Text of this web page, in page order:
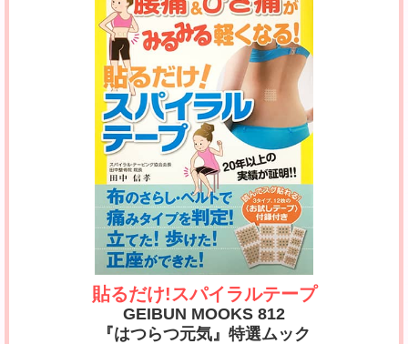
貼るだけ!スパイラルテープ
GEIBUN MOOKS 812
『はつらつ元気』特選ムック